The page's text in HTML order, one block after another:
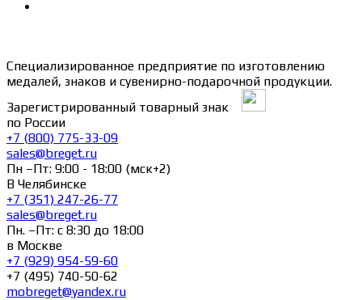
Специализированное предприятие по изготовлению
медалей, знаков и сувенирно-подарочной продукции.
Зарегистрированный товарный знак
по России
+7 (800) 775-33-09
sales@breget.ru
Пн –Пт: 9:00 - 18:00 (мск+2)
В Челябинске
+7 (351) 247-26-77
sales@breget.ru
Пн. –Пт: с 8:30 до 18:00
в Москве
+7 (929) 954-59-60
+7 (495) 740-50-62
mobreget@yandex.ru